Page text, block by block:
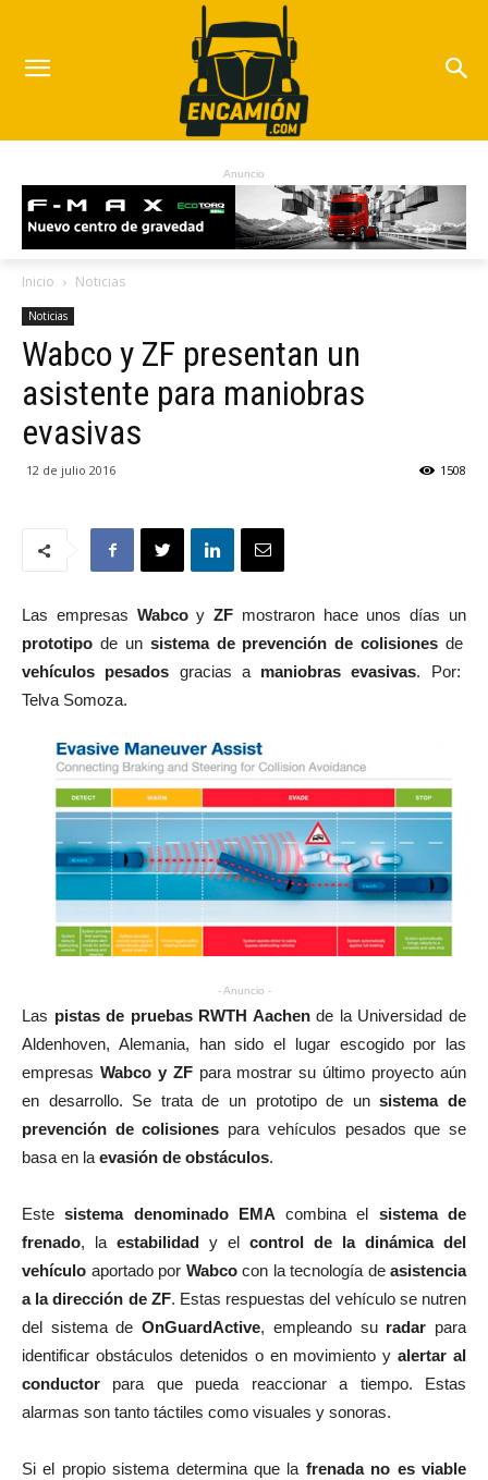
Anuncio
Inicio Noticias
Noticias
Wabco y ZF presentan un
asistente para maniobras
evasivas
12 de julio 2016 1508
Las empresas WabcoyZF mostraron hace unos días un
prototipo de unsistema de prevención de colisiones de
vehículos pesados gracias a maniobras evasivas. Por:
Telva Somoza.
- Anuncio -
Las pistas de pruebas RWTH Aachende la Universidad de
Aldenhoven, Alemania, han sido el lugar escogido por las
empresas Wabco y ZF para mostrar su último proyecto aún
en desarrollo. Se trata de un prototipo de unsistema de
prevención de colisiones para vehículos pesados que se
basa en la evasión de obstáculos.
Estesistema denominado EMA combina el sistema de
frenado, la estabilidad y el control de la dinámica del
vehículo aportado por Wabco con la tecnología de asistencia
a la dirección de ZF. Estas respuestas del vehículo se nutren
del sistema deOnGuardActive, empleando suradar para
identificar obstáculos detenidos o en movimiento yalertar al
conductor para que pueda reaccionar a tiempo. Estas
alarmas son tanto táctiles como visuales y sonoras.
Si el propio sistema determina que la frenada no es viable